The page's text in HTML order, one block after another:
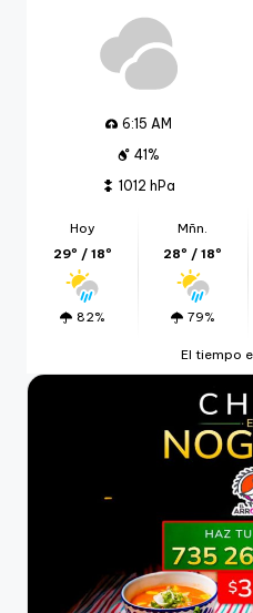
6:15 AM
41%
1012 hPa
Hoy
29º / 18º
82%
Mñn.
28º / 18º
79%
El tiempo